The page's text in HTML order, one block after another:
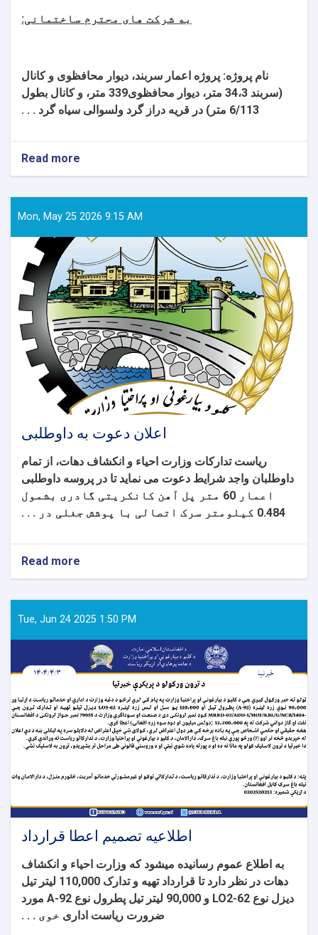
به شرکت های محترم ساختمانی:
نام پروژه: پروژه اعمار سربند، دیوار محافظوی و کانال
(سربند 34،3 متر، دیوار محافظوی339 متر، و کانال بطول
6/113 متر) در قریه دراز گرد ولسوالی سیاه گرد . . .
Read more
(1)
اصلاح
تجربه
مشابه
به
اساس
شرایط
شرطنامه
Mon, May 25 2026 9:15 AM
اعلان دعوت به داوطلبی
ریاست تدارکات وزارت احیاء و انکشاف دهات، از تمام
داوطلبان واجد شرایط دعوت می نماید تا در پروسه داوطلبی
اعمار 60 متر پل آهن کانکریتی گادری بشمول
0.484 کیلومتر سرک اتصالی با پوشش جغلی در . . .
Read more
به
داوطلبی
Tue, Jun 24 2025 1:50 PM
اطلاعیه تصمیم اعطا قرارداد
به اطلاع عموم رسانیده میشود که وزارت احیاء و انکشاف
دهات در نظر دارد تا قرارداد
تهیه و تدارک 110,000 لیتر تیل
دیزل نوع LO2-62 و 90,000 لیتر تیل پطرول نوع A-92
مورد
ضرورت ریاست اداری خوی . . .